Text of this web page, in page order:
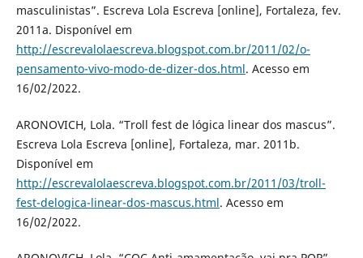
masculinistas”. Escreva Lola Escreva [online], Fortaleza, fev.
2011a. Disponível em
http://escrevalolaescreva.blogspot.com.br/2011/02/o-
pensamento-vivo-modo-de-dizer-dos.html. Acesso em
16/02/2022.
ARONOVICH, Lola. “Troll fest de lógica linear dos mascus”.
Escreva Lola Escreva [online], Fortaleza, mar. 2011b.
Disponível em
http://escrevalolaescreva.blogspot.com.br/2011/03/troll-
fest-delogica-linear-dos-mascus.html. Acesso em
16/02/2022.